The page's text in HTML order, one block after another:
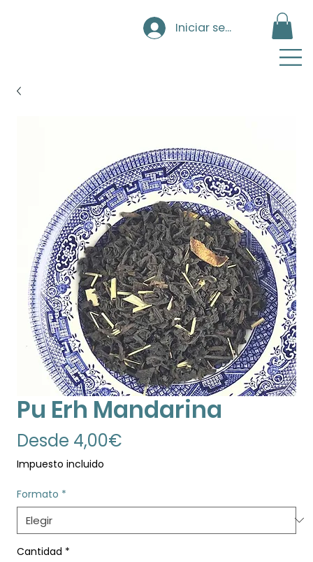
Iniciar sesión
Pu Erh Mandarina
Desde 4,00€Precio
Impuesto incluido
Formato *
Cantidad *